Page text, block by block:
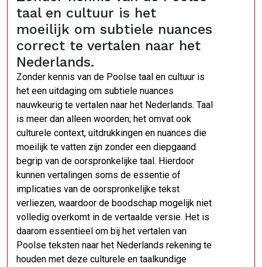
taal en cultuur is het
moeilijk om subtiele nuances
correct te vertalen naar het
Nederlands.
Zonder kennis van de Poolse taal en cultuur is
het een uitdaging om subtiele nuances
nauwkeurig te vertalen naar het Nederlands. Taal
is meer dan alleen woorden; het omvat ook
culturele context, uitdrukkingen en nuances die
moeilijk te vatten zijn zonder een diepgaand
begrip van de oorspronkelijke taal. Hierdoor
kunnen vertalingen soms de essentie of
implicaties van de oorspronkelijke tekst
verliezen, waardoor de boodschap mogelijk niet
volledig overkomt in de vertaalde versie. Het is
daarom essentieel om bij het vertalen van
Poolse teksten naar het Nederlands rekening te
houden met deze culturele en taalkundige